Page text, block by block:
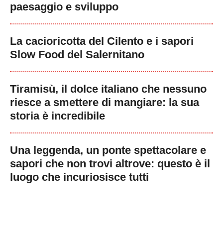
paesaggio e sviluppo
La cacioricotta del Cilento e i sapori
Slow Food del Salernitano
Tiramisù, il dolce italiano che nessuno
riesce a smettere di mangiare: la sua
storia è incredibile
Una leggenda, un ponte spettacolare e
sapori che non trovi altrove: questo è il
luogo che incuriosisce tutti